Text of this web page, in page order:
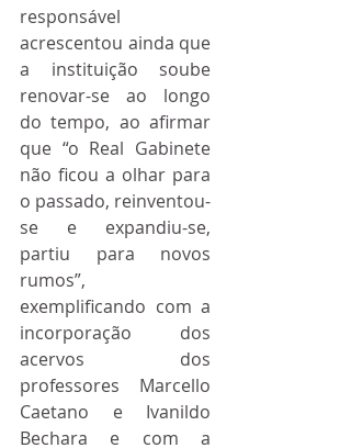
responsável
acrescentou ainda que
a instituição soube
renovar-se ao longo
do tempo, ao afirmar
que “o Real Gabinete
não ficou a olhar para
o passado, reinventou-
se e expandiu-se,
partiu para novos
rumos”,
exemplificando com a
incorporação dos
acervos dos
professores Marcello
Caetano e Ivanildo
Bechara e com a